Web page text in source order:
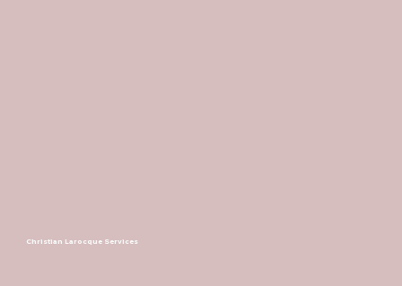
Christian Larocque Services